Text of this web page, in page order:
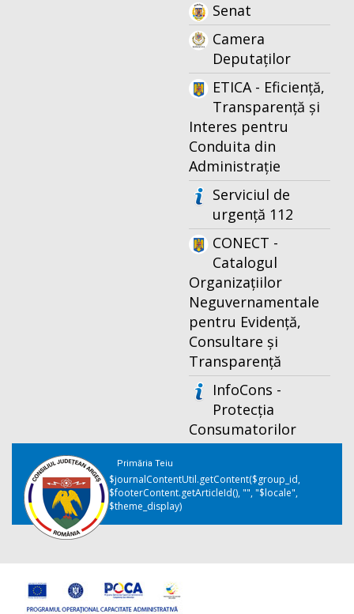
Senat
Camera
Deputaților
ETICA - Eficiență,
Transparență și
Interes pentru
Conduita din
Administrație
Serviciul de
urgență 112
CONECT -
Catalogul
Organizațiilor
Neguvernamentale
pentru Evidență,
Consultare și
Transparență
InfoCons -
Protecția
Consumatorilor
Primăria Teiu
$journalContentUtil.getContent($group_id,
$footerContent.getArticleId(), "", "$locale",
$theme_display)